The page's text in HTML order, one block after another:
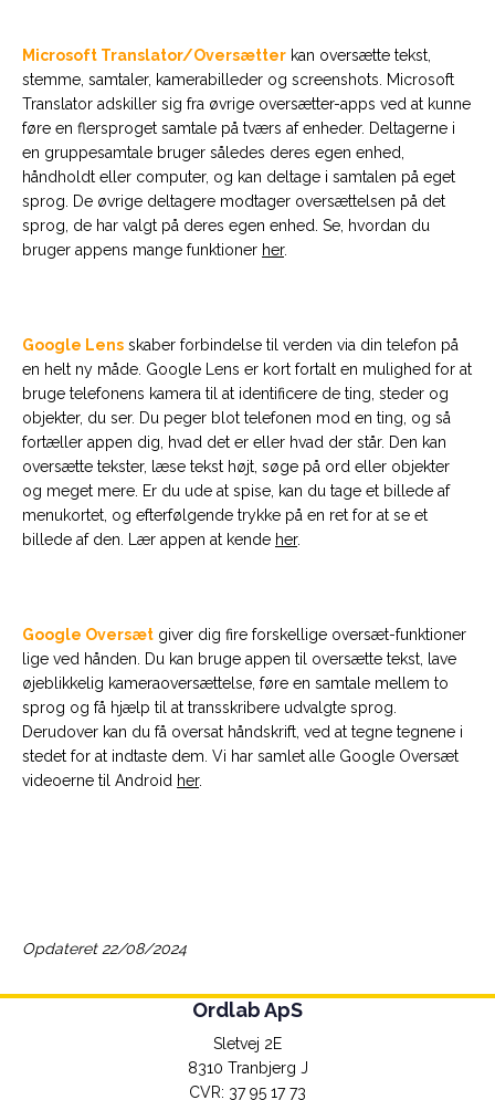
Microsoft Translator/Oversætter kan oversætte tekst,
stemme, samtaler, kamerabilleder og screenshots. Microsoft
Translator adskiller sig fra øvrige oversætter-apps ved at kunne
føre en flersproget samtale på tværs af enheder. Deltagerne i
en gruppesamtale bruger således deres egen enhed,
håndholdt eller computer, og kan deltage i samtalen på eget
sprog. De øvrige deltagere modtager oversættelsen på det
sprog, de har valgt på deres egen enhed. Se, hvordan du
bruger appens mange funktioner her.
Google Lens skaber forbindelse til verden via din telefon på
en helt ny måde. Google Lens er kort fortalt en mulighed for at
bruge telefonens kamera til at identificere de ting, steder og
objekter, du ser. Du peger blot telefonen mod en ting, og så
fortæller appen dig, hvad det er eller hvad der står. Den kan
oversætte tekster, læse tekst højt, søge på ord eller objekter
og meget mere. Er du ude at spise, kan du tage et billede af
menukortet, og efterfølgende trykke på en ret for at se et
billede af den. Lær appen at kende her.
Google Oversæt giver dig fire forskellige oversæt-funktioner
lige ved hånden. Du kan bruge appen til oversætte tekst, lave
øjeblikkelig kameraoversættelse, føre en samtale mellem to
sprog og få hjælp til at transskribere udvalgte sprog.
Derudover kan du få oversat håndskrift, ved at tegne tegnene i
stedet for at indtaste dem. Vi har samlet alle Google Oversæt
videoerne til Android her.
Opdateret 22/08/2024
Ordlab ApS
Sletvej 2E
8310 Tranbjerg J
CVR: 37 95 17 73